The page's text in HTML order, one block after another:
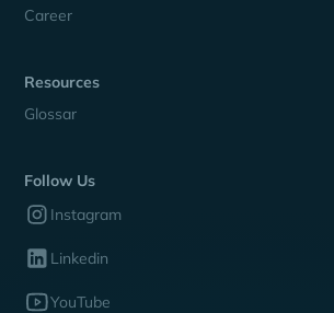
Career
Resources
Glossar
Follow Us
Instagram
Linkedin
YouTube